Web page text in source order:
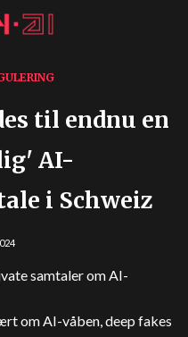
til endnu en
AI-
i Schweiz
samtaler om AI-
om AI-våben, deep fakes